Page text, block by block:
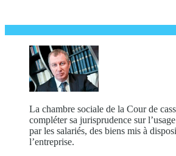
La chambre sociale de la Cour de
compléter sa jurisprudence sur
par les salariés, des biens mis à
l’entreprise.